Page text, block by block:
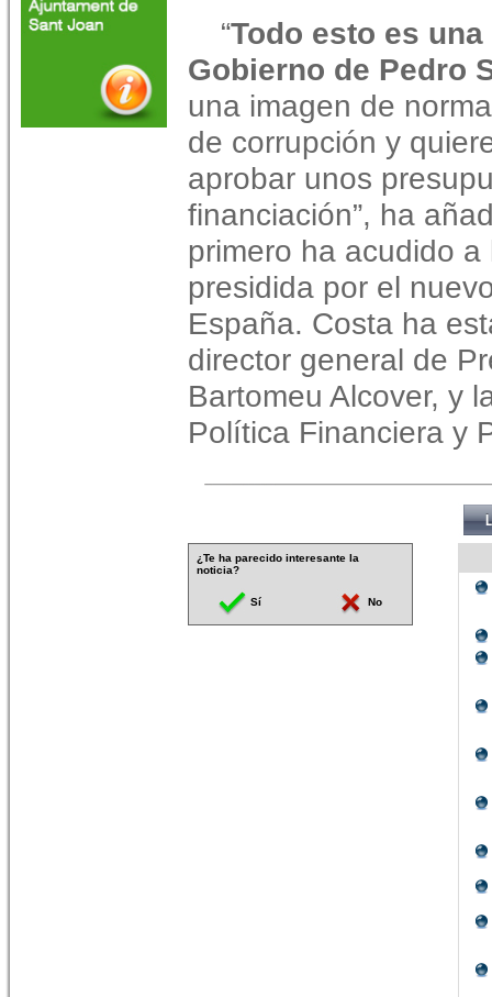
“Todo esto es
Gobierno de Pedro
una imagen de
de corrupción y
aprobar unos
financiación”, ha
primero ha acudido
presidida por el
España. Costa ha
director general de
Bartomeu Alcover, y
Política Financiera y
¿Te ha parecido interesante la
noticia?
Sí No